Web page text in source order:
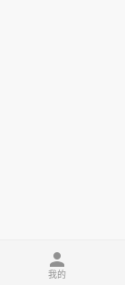
我的